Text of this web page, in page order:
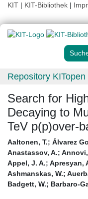
KIT | KIT-Bibliothek |
Repository KITopen
Search for
Decaying to
TeV p(p)over-
Aaltonen, T.; Álvarez
Anastassov, A.;
Appel, J. A.; Apresyan,
Ashmanskas, W.;
Badgett, W.; Barbaro-